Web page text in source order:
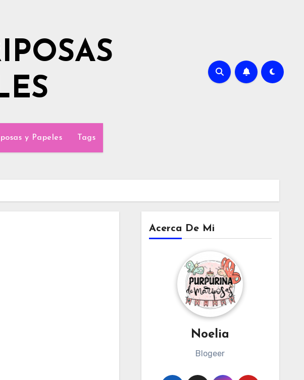
y Papeles Tags
Acerca De Mi
Noelia
Blogeer